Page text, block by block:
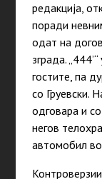
редакција,
поради
одат на
зграда.
гостите, па
со Груевски.
одговара и
негов
автомобил